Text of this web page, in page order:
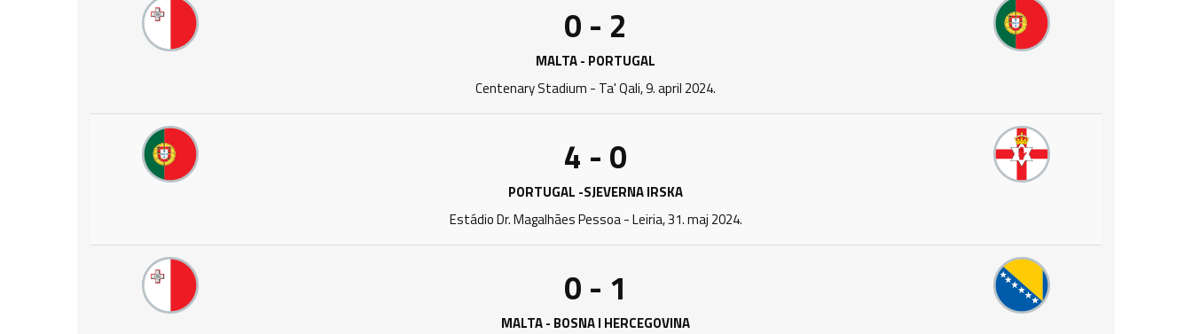
0 - 2
MALTA - PORTUGAL
Centenary Stadium - Ta' Qali, 9. april 2024.
4 - 0
PORTUGAL -SJEVERNA IRSKA
Estádio Dr. Magalhães Pessoa - Leiria, 31. maj 2024.
0 - 1
MALTA - BOSNA I HERCEGOVINA